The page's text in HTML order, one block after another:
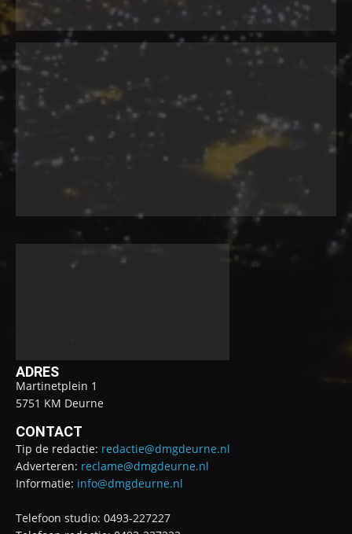
ADRES
Martinetplein 1
5751 KM Deurne
CONTACT
Tip de redactie: redactie@dmgdeurne.nl
Adverteren: reclame@dmgdeurne.nl
Informatie: info@dmgdeurne.nl
Telefoon studio: 0493-227227